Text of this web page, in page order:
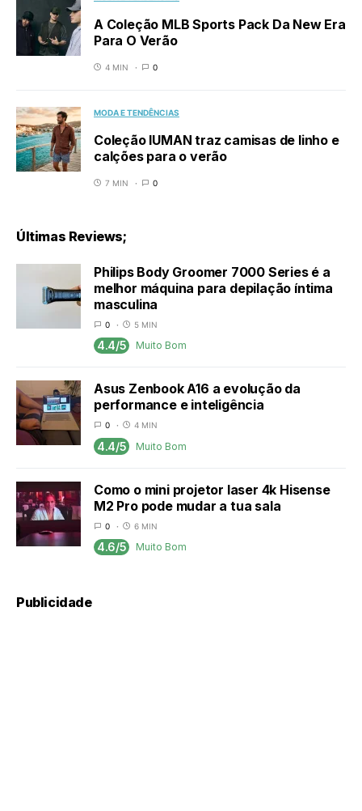
A Coleção MLB Sports Pack Da New Era
Para O Verão
4 MIN 0
MODA E TENDÊNCIAS
Coleção IUMAN traz camisas de linho e
calções para o verão
7 MIN 0
Últimas Reviews;
Philips Body Groomer 7000 Series é a
melhor máquina para depilação íntima
masculina
0 5 MIN
4.4/5 Muito Bom
Asus Zenbook A16 a evolução da
performance e inteligência
0 4 MIN
4.4/5 Muito Bom
Como o mini projetor laser 4k Hisense
M2 Pro pode mudar a tua sala
0 6 MIN
4.6/5 Muito Bom
Publicidade